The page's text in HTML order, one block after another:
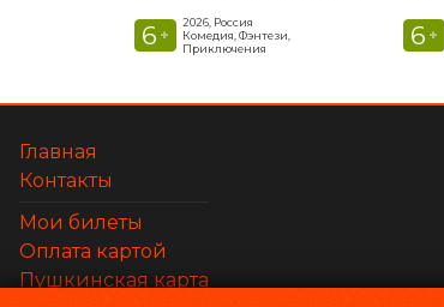
6 +
2026, Россия
Комедия, Фэнтези,
Приключения
6 +
Главная
Контакты
Мои билеты
Оплата картой
Пушкинская карта